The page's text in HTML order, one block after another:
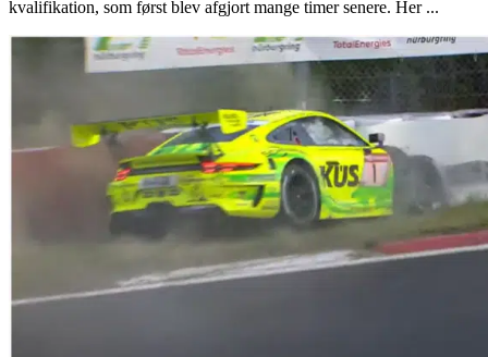
kvalifikation, som først blev afgjort mange timer senere. Her ...